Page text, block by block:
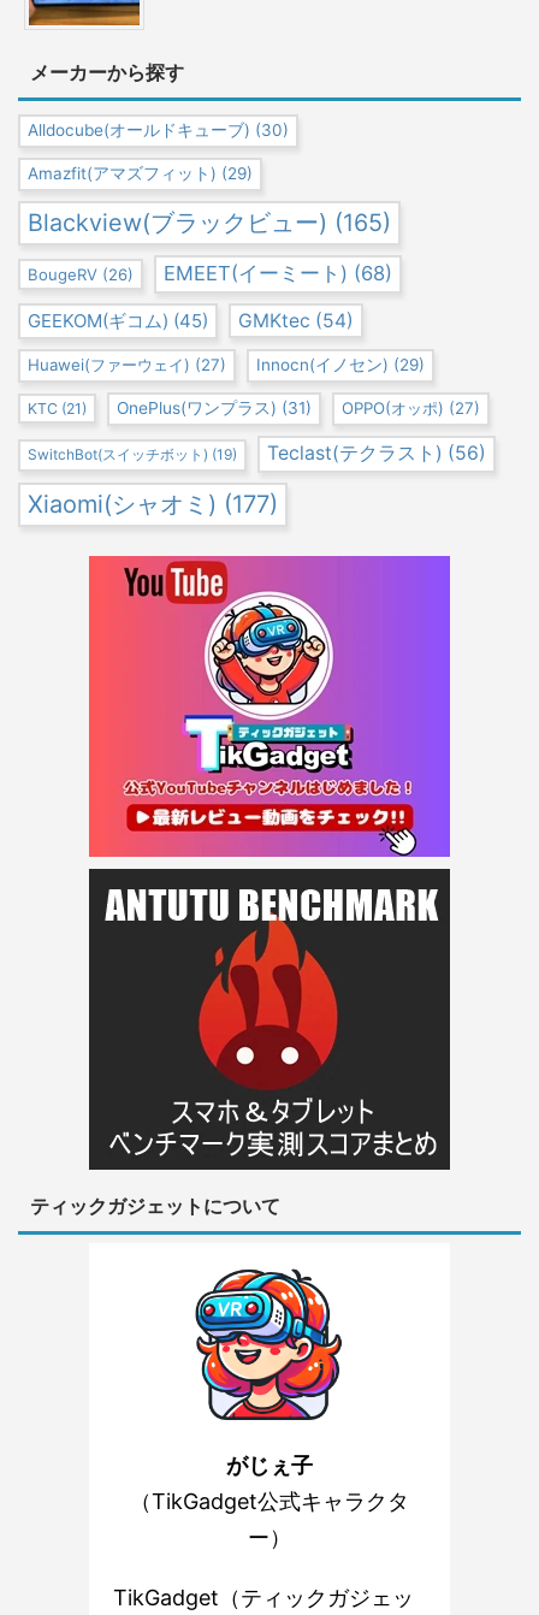
メーカーから探す
Alldocube(オールドキューブ) (30)
Amazfit(アマズフィット) (29)
Blackview(ブラックビュー) (165)
BougeRV (26) EMEET(イーミート) (68)
GEEKOM(ギコム) (45) GMKtec (54)
Huawei(ファーウェイ) (27) Innocn(イノセン) (29)
KTC (21) OnePlus(ワンプラス) (31) OPPO(オッポ) (27)
SwitchBot(スイッチボット) (19) Teclast(テクラスト) (56)
Xiaomi(シャオミ) (177)
ティックガジェットについて
がじぇ子
（TikGadget公式キャラクタ
ー）
TikGadget（ティックガジェッ